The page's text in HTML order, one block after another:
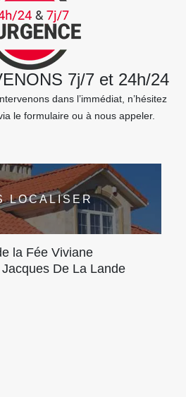
7j/7 et 24h/24
dans l’immédiat, n’hésitez
le formulaire ou à nous appeler.
LOCALISER
la Fée Viviane
De La Lande